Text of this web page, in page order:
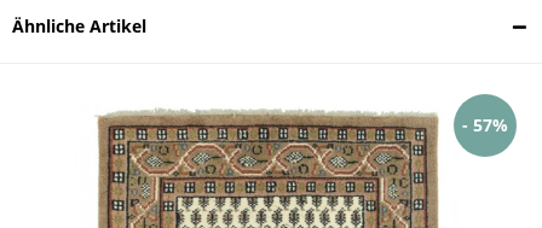
Ähnliche Artikel
- 57%